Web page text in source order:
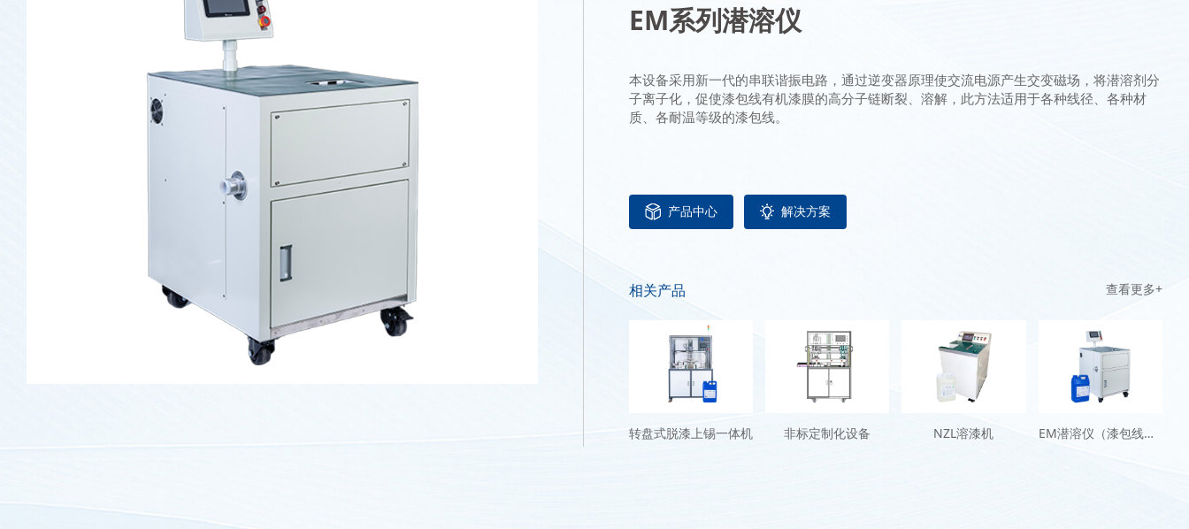
EM系列潜溶仪
本设备采用新一代的串联谐振电路，通过逆变器原理使交流电源产生交变磁场，将潜溶剂分
子离子化，促使漆包线有机漆膜的高分子链断裂、溶解，此方法适用于各种线径、各种材
质、各耐温等级的漆包线。
产品中心 解决方案
相关产品 查看更多+
转盘式脱漆上锡一体机 非标定制化设备 NZL溶漆机 EM潜溶仪（漆包线脱漆机）